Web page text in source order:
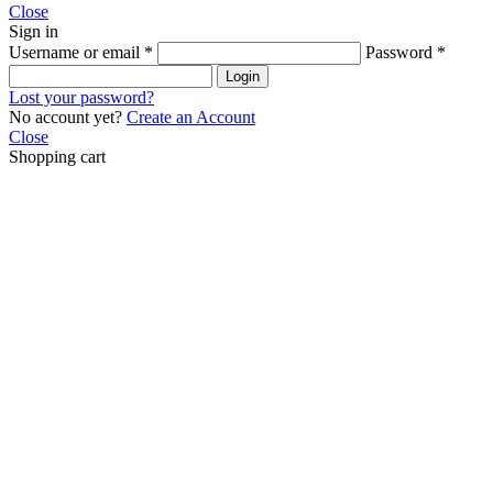
Close
Sign in
Username or email * Password *
Login
Lost your password?
No account yet? Create an Account
Close
Shopping cart